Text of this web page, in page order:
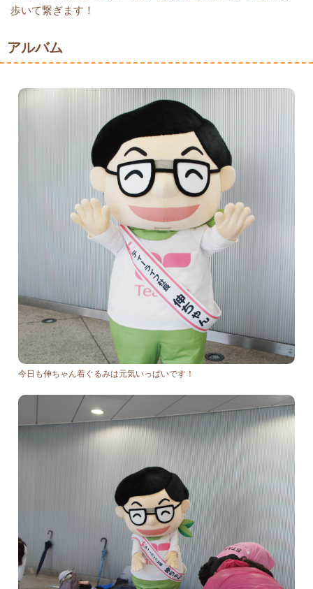
歩いて繋ぎます！
アルバム
今日も伸ちゃん着ぐるみは元気いっぱいです！